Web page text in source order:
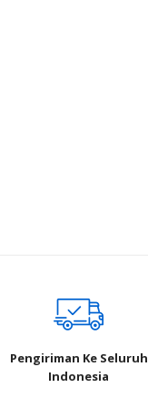
Pengiriman Ke Seluruh
Indonesia